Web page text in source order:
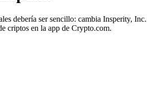
debería ser sencillo: cambia Insperity, Inc.
criptos en la app de Crypto.com.